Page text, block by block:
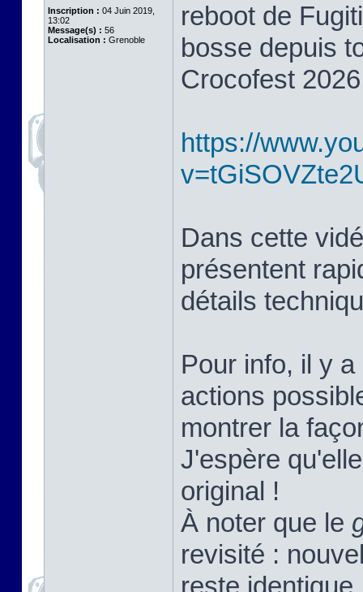
Inscription : 04 Juin 2019,
13:02
Message(s) : 56
Localisation : Grenoble
reboot de
bosse depuis
Crocofest
https://
Dans cette
présentent
détails
Pour info, il y
actions
montrer la
J'espère
original !
À noter que le
revisité :
reste